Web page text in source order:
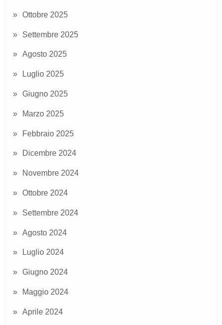
Ottobre 2025
Settembre 2025
Agosto 2025
Luglio 2025
Giugno 2025
Marzo 2025
Febbraio 2025
Dicembre 2024
Novembre 2024
Ottobre 2024
Settembre 2024
Agosto 2024
Luglio 2024
Giugno 2024
Maggio 2024
Aprile 2024